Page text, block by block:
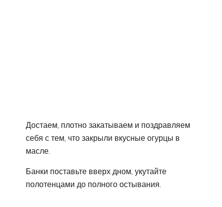
Достаем, плотно закатываем и поздравляем
себя с тем, что закрыли вкусные огурцы в
масле.
Банки поставьте вверх дном, укутайте
полотенцами до полного остывания.